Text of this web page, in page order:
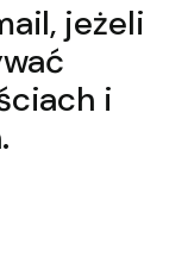
jeżeli
i